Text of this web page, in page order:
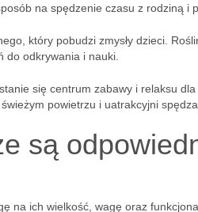
na spędzenie czasu z rodziną i
który pobudzi zmysły dzieci.
odkrywania i nauki.
się centrum zabawy i relaksu dla
powietrzu i uatrakcyjni
są
na ich wielkość, wagę oraz